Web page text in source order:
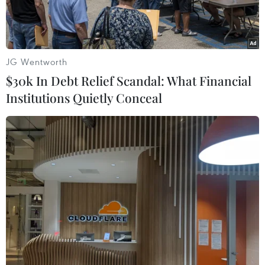
Xe của Hội Chữ thập Đỏ Quốc tế chuyển các con tin được trả tự
do tới cửa khẩu Rafah, phía nam Dải Gaza, ngày 24/11/2023.
(Ảnh: THX/TTXVN)
Rạng sáng 25/11 (theo giờ Việt Nam), Qatar và
Hội Chữ thập Đỏ Quốc tế thông báo Phong trào
JG Wentworth
$30k In Debt Relief Scandal: What Financial
Institutions Quietly Conceal